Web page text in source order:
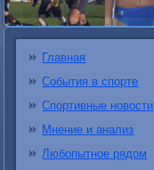
Главная
События в спорте
Спортивные новости
Мнение и анализ
Любопытное рядом